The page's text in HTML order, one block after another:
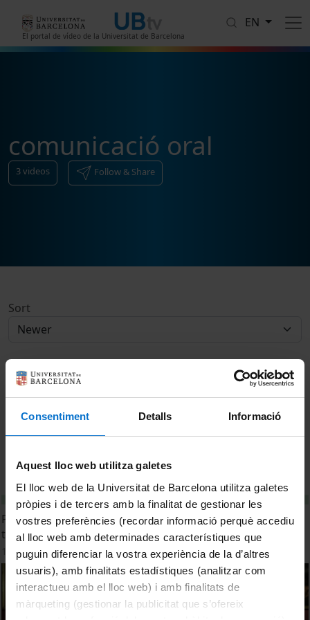
Consentiment Detalls Informació
Aquest lloc web utilitza galetes
El lloc web de la Universitat de Barcelona utilitza galetes
pròpies i de tercers amb la finalitat de gestionar les
vostres preferències (recordar informació perquè accediu
al lloc web amb determinades característiques que
puguin diferenciar la vostra experiència de la d’altres
usuaris), amb finalitats estadístiques (analitzar com
interactueu amb el lloc web) i amb finalitats de
màrqueting (gestionar la publicitat que s’ofereix
El portal de vídeo de la Universitat de Barcelona
EN
comunicació oral
3videos Follow & Share
Sort
Presentació de contribucions: "Dibuixa el futur des de la
teva recerca"
19 May, 2026